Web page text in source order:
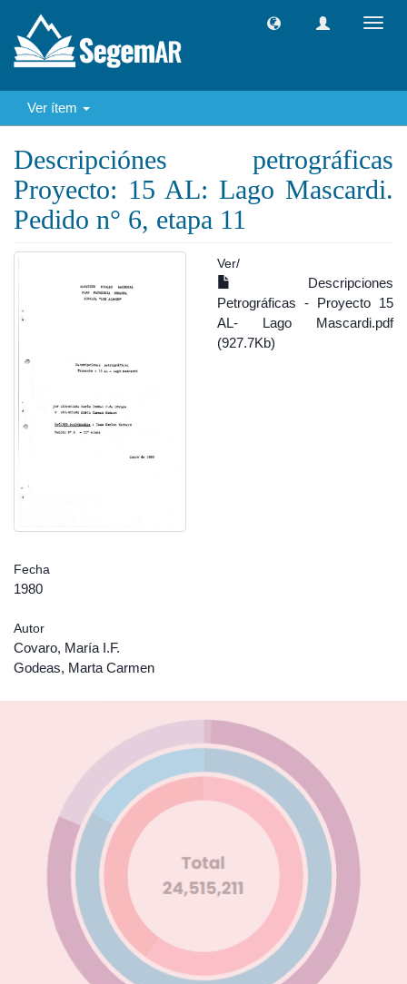
Ver ítem
Descripciónes petrográficas
Proyecto: 15 AL: Lago Mascardi.
Pedido n° 6, etapa 11
Ver/
Descripciones
Petrográficas - Proyecto 15
AL- Lago Mascardi.pdf
(927.7Kb)
Fecha
1980
Autor
Covaro, María I.F.
Godeas, Marta Carmen